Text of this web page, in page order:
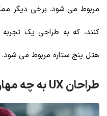
مربوط می شود. برخی دیگر
کنند، که به طراحی یک
هتل پنج ستاره مربوط می شود.
طراحان UX به چه مهارت هایی نیاز دارند؟